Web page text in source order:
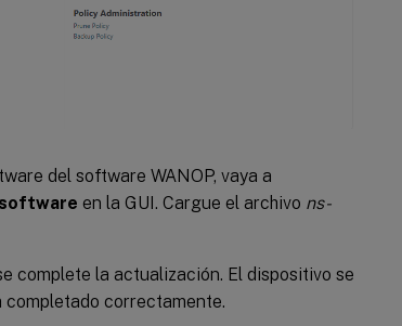
del software WANOP, vaya a
en la GUI. Cargue el archivo ns-
complete la actualización. El dispositivo se
completado correctamente.